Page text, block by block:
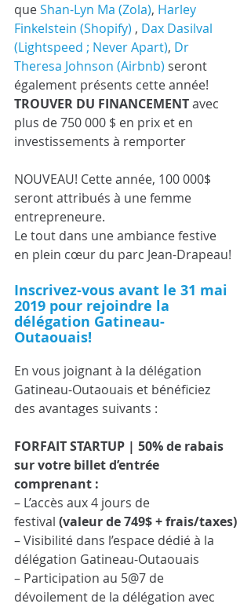
que Shan-Lyn Ma (Zola), Harley
Finkelstein (Shopify) , Dax Dasilval
(Lightspeed ; Never Apart), Dr
Theresa Johnson (Airbnb) seront
également présents cette année!
TROUVER DU FINANCEMENT avec
plus de 750 000 $ en prix et en
investissements à remporter
NOUVEAU! Cette année, 100 000$
seront attribués à une femme
entrepreneure.
Le tout dans une ambiance festive
en plein cœur du parc Jean-Drapeau!
Inscrivez-vous avant le 31 mai
2019 pour rejoindre la
délégation Gatineau-
Outaouais!
En vous joignant à la délégation
Gatineau-Outaouais et bénéficiez
des avantages suivants :
FORFAIT STARTUP | 50% de rabais
sur votre billet d’entrée
comprenant :
– L’accès aux 4 jours de
festival (valeur de 749$ + frais/taxes)
– Visibilité dans l’espace dédié à la
délégation Gatineau-Outaouais
– Participation au 5@7 de
dévoilement de la délégation avec